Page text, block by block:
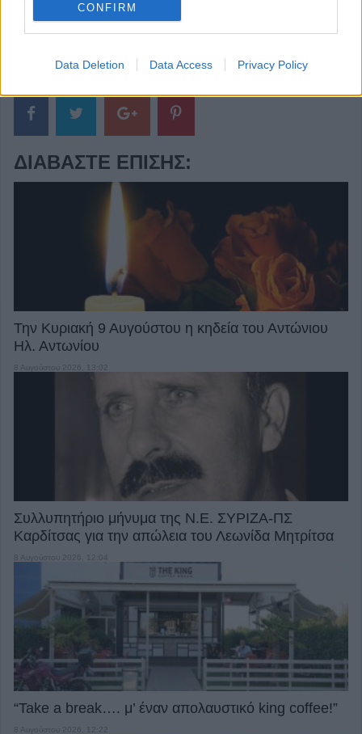
CONFIRM
Data Deletion Data Access Privacy Policy
Κοινοποιήστε αυτό το άρθρο
ΔΙΑΒΆΣΤΕ ΕΠΊΣΗΣ:
Την Κυριακή 9 Αυγούστου η κηδεία του Αντώνιου
Ηλ. Αντωνίου
8 Αυγούστου 2026, 13:02
Συλλυπητήριο μήνυμα της Ν.Ε. ΣΥΡΙΖΑ-ΠΣ
Καρδίτσας για την απώλεια του Λεωνίδα Μητρίτσα
8 Αυγούστου 2026, 12:04
“Take a break…. μ’ έναν απολαυστικό king coffee!”
8 Αυγούστου 2026, 12:22